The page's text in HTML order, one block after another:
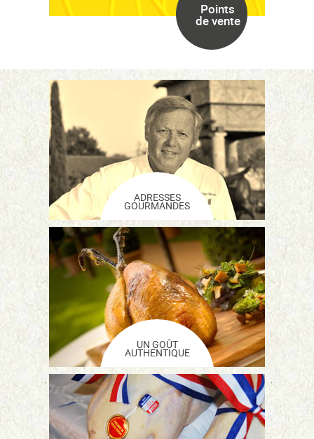
Points
de vente
ADRESSES
GOURMANDES
UN GOÛT
AUTHENTIQUE